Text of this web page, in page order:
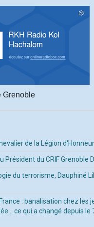
Grenoble
de la Légion d'Honneur
Président du CRIF Grenoble
du terrorisme, Dauphiné
: banalisation chez les
ce qui a changé depuis le